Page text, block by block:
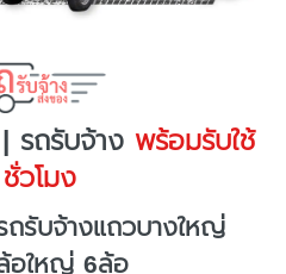
รถรับจ้าง พร้อมรับใช้
วโมง
รับจ้างแถวบางใหญ่
อใหญ่ 6ล้อ